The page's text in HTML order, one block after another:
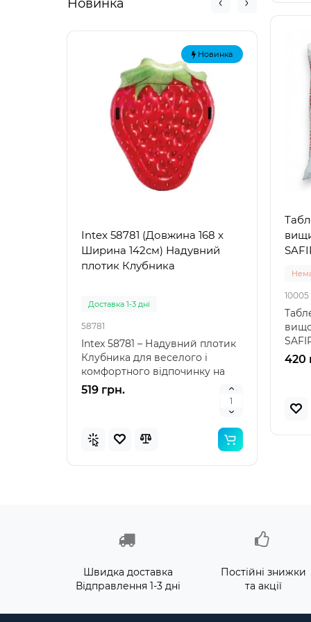
Новинка
Новинка
Intex 58781 (Довжина 168 x
Ширина 142см) Надувний
плотик Клубника
Доставка 1-3 дні
58781
Intex 58781 – Надувний плотик
Клубника для веселого і
комфортного відпочинку на
воді Intex 58781 – я..
519 грн.
57100
Intex
10005
420
Швидка доставка
Відправлення 1-3 дні
Постійні знижки
та акції